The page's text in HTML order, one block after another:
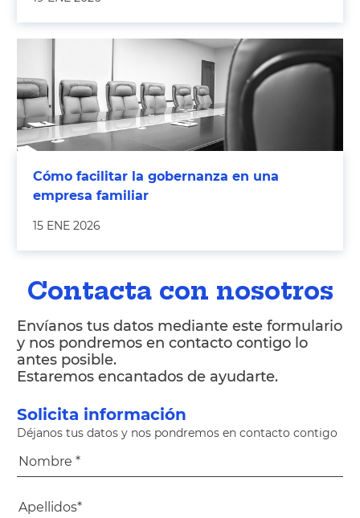
Cómo facilitar la gobernanza en una
empresa familiar
15 ENE 2026
Contacta con nosotros
Envíanos tus datos mediante este formulario
y nos pondremos en contacto contigo lo
antes posible.
Estaremos encantados de ayudarte.
Solicita información
Déjanos tus datos y nos pondremos en contacto contigo